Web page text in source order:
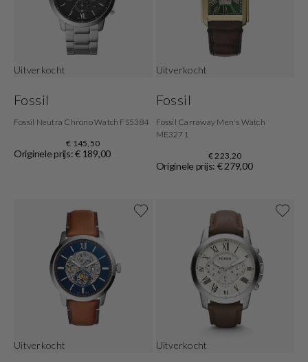
Uitverkocht
Fossil
Fossil Neutra Chrono Watch FS5384
€ 145,50
Originele prijs: € 189,00
Uitverkocht
Fossil
Fossil Carraway Men's Watch
ME3271
€ 223,20
Originele prijs: € 279,00
Uitverkocht Uitverkocht